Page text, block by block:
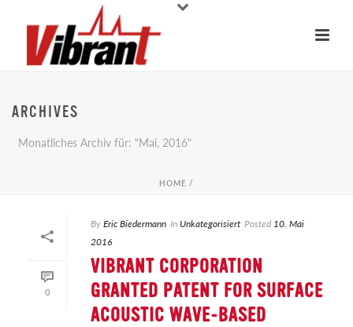
ARCHIVES
Monatliches Archiv für: "Mai, 2016"
HOME /
0
ByEric Biedermann In Unkategorisiert Posted 10. Mai
2016
VIBRANT CORPORATION
GRANTED PATENT FOR SURFACE
ACOUSTIC WAVE-BASED